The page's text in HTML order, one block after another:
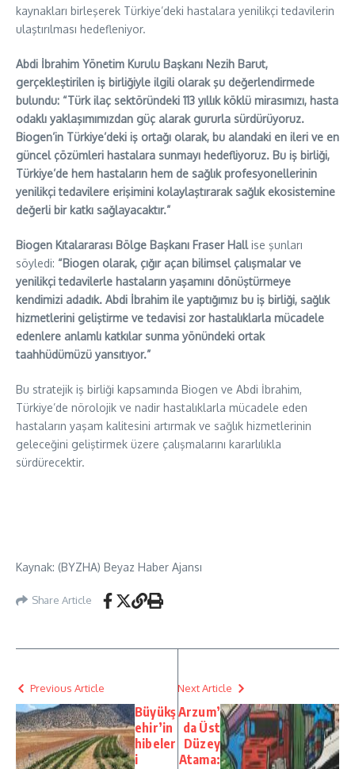
kaynakları birleşerek Türkiye’deki hastalara yenilikçi tedavilerin
ulaştırılması hedefleniyor.
Abdi İbrahim Yönetim Kurulu Başkanı Nezih Barut,
gerçekleştirilen iş birliğiyle ilgili olarak şu değerlendirmede
bulundu: “Türk ilaç sektöründeki 113 yıllık köklü mirasımızı, hasta
odaklı yaklaşımımızdan güç alarak gururla sürdürüyoruz.
Biogen’in Türkiye’deki iş ortağı olarak, bu alandaki en ileri ve en
güncel çözümleri hastalara sunmayı hedefliyoruz. Bu iş birliği,
Türkiye’de hem hastaların hem de sağlık profesyonellerinin
yenilikçi tedavilere erişimini kolaylaştırarak sağlık ekosistemine
değerli bir katkı sağlayacaktır.”
Biogen Kıtalararası Bölge Başkanı Fraser Hallise şunları
söyledi: “Biogen olarak, çığır açan bilimsel çalışmalar ve
yenilikçi tedavilerle hastaların yaşamını dönüştürmeye
kendimizi adadık. Abdi İbrahim ile yaptığımız bu iş birliği, sağlık
hizmetlerini geliştirme ve tedavisi zor hastalıklarla mücadele
edenlere anlamlı katkılar sunma yönündeki ortak
taahhüdümüzü yansıtıyor.”
Bu stratejik iş birliği kapsamında Biogen ve Abdi İbrahim,
Türkiye’de nörolojik ve nadir hastalıklarla mücadele eden
hastaların yaşam kalitesini artırmak ve sağlık hizmetlerinin
geleceğini geliştirmek üzere çalışmalarını kararlılıkla
sürdürecektir.
Kaynak: (BYZHA) Beyaz Haber Ajansı
Share Article
Previous Article
Büyükş
ehir’in
hibeler
i
Next Article
Arzum’
da Üst
Düzey
Atama: